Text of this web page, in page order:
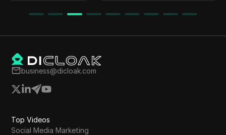
business@dicloak.com
Top Videos
Social Media Marketing